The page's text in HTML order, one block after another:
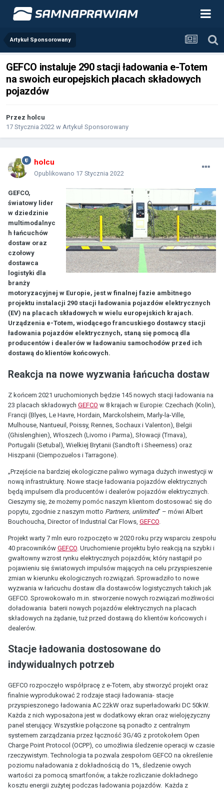
Artykuł Sponsorowany
GEFCO instaluje 290 stacji ładowania e-Totem
na swoich europejskich placach składowych
pojazdów
Przez holcu
17 Stycznia 2022 w Artykuł Sponsorowany
holcu
Opublikowano 17 Stycznia 2022
GEFCO,
światowy lider
w dziedzinie
multimodalnyc
h łańcuchów
dostaw oraz
czołowy
dostawca
logistyki dla
branży
motoryzacyjnej w Europie, jest w finalnej fazie ambitnego
projektu instalacji 290 stacji ładowania pojazdów elektrycznych
(EV) na placach składowych w wielu europejskich krajach.
Urządzenia e-Totem, wiodącego francuskiego dostawcy stacji
ładowania pojazdów elektrycznych, staną się pomocą dla
producentów i dealerów w ładowaniu samochodów przed ich
dostawą do klientów końcowych.
Reakcja na nowe wyzwania łańcucha dostaw
Z końcem 2021 uruchomionych będzie 145 nowych stacji ładowania na
23 placach składowych GEFCO w 8 krajach w Europie: Czechach (Kolin),
Francji (Blyes, Le Havre, Hordain, Marckolsheim, Marly-la-Ville,
Mulhouse, Nantueuil, Poissy, Rennes, Sochaux i Valenton), Belgii
(Ghislenghien), Włoszech (Livorno i Parma), Słowacji (Trnava),
Portugalii (Setubal), Wielkiej Brytanii (Sandtoft i Sheerness) oraz
Hiszpanii (Ciempozuelos i Tarragone).
„Przejście na bardziej ekologiczne paliwo wymaga dużych inwestycji w
nową infrastrukturę. Nowe stacje ładowania pojazdów elektrycznych
będą impulsem dla producentów i dealerów pojazdów elektrycznych.
Cieszymy się, że możemy pomóc naszym klientom dostosować się do
popytu, zgodnie z naszym motto Partners, unlimited" – mówi Albert
Bouchoucha, Director of Industrial Car Flows, GEFCO
Projekt warty 7 mln euro rozpoczęto w 2020 roku przy wsparciu zespołu
40 pracowników GEFCO . Uruchomienie projektu było reakcją na szybki i
gwałtowny wzrost rynku elektrycznych pojazdów, który nastąpił po
pojawieniu się światowych impulsów mających na celu przyspieszenie
zmian w kierunku ekologicznych rozwiązań. Sprowadziło to nowe
wyzwania w łańcuchu dostaw dla dostawców logistycznych takich jak
GEFCO. Sprowokowało m.in. stworzenie nowych rozwiązań możliwości
doładowania baterii nowych pojazdów elektrycznych na placach
składowych na żądanie, tuż przed dostawą do klientów końcowych i
dealerów.
Stacje ładowania dostosowane do
indywidualnych potrzeb
GEFCO rozpoczęło współpracę z e-Totem, aby stworzyć projekt oraz
finalnie wyprodukować 2 rodzaje stacji ładowania- stacje
przyspieszonego ładowania AC 22kW oraz superładowarki DC 50kW.
Każda z nich wyposażona jest w dodatkowy ekran oraz wielojęzyczny
panel sterujący. Wszystkie połączone są ponadto z centralnym
systemem zarządzania przez łączność 3G/4G z protokołem Open
Charge Point Protocol (OCPP), co umożliwia śledzenie operacji w czasie
rzeczywistym. Technologia ta pozwala zespołom GEFCO na określenie
poziomu naładowania z dokładnością do 1%, śledzenie owych
wartości za pomocą smartfonów, a także rozliczanie dokładnego
kosztu energii zużytej podczas ładowania pojazdów. Każda z